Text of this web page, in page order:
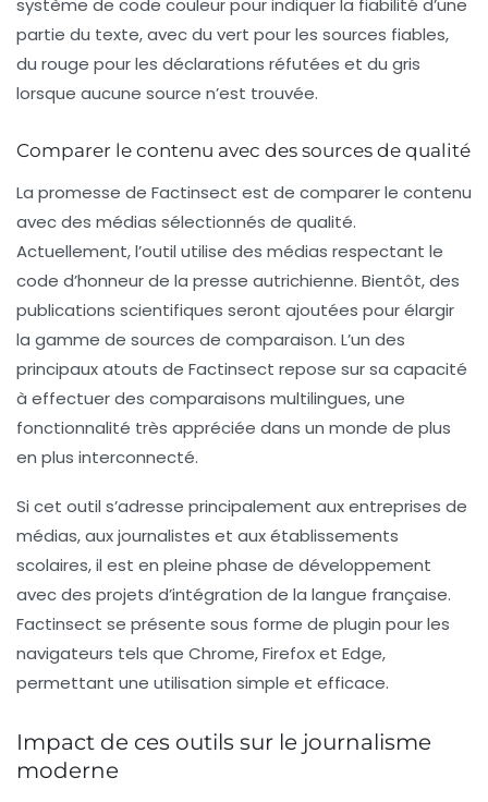
système de code couleur pour indiquer la fiabilité d’une
partie du texte, avec du vert pour les sources fiables,
du rouge pour les déclarations réfutées et du gris
lorsque aucune source n’est trouvée.
Comparer le contenu avec des sources de qualité
La promesse de Factinsect est de comparer le contenu
avec des médias sélectionnés de qualité.
Actuellement, l’outil utilise des médias respectant le
code d’honneur de la presse autrichienne. Bientôt, des
publications scientifiques seront ajoutées pour élargir
la gamme de sources de comparaison. L’un des
principaux atouts de Factinsect repose sur sa capacité
à effectuer des comparaisons multilingues, une
fonctionnalité très appréciée dans un monde de plus
en plus interconnecté.
Si cet outil s’adresse principalement aux entreprises de
médias, aux journalistes et aux établissements
scolaires, il est en pleine phase de développement
avec des projets d’intégration de la langue française.
Factinsect se présente sous forme de plugin pour les
navigateurs tels que Chrome, Firefox et Edge,
permettant une utilisation simple et efficace.
Impact de ces outils sur le journalisme
moderne